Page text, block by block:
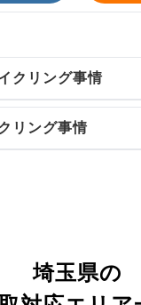
クリング事情
リング事情
埼玉県の